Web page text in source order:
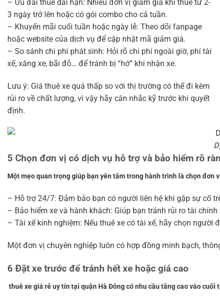
– Ưu đãi thuê dài hạn: Nhiều đơn vị giảm giá khi thuê từ 2-
3 ngày trở lên hoặc có gói combo cho cả tuần.
– Khuyến mãi cuối tuần hoặc ngày lễ: Theo dõi fanpage
hoặc website của dịch vụ để cập nhật mã giảm giá.
– So sánh chi phí phát sinh: Hỏi rõ chi phí ngoài giờ, phí tài
xế, xăng xe, bãi đỗ… để tránh bị “hớ” khi nhận xe.
Lưu ý: Giá thuê xe quá thấp so với thị trường có thể đi kèm
rủi ro về chất lượng, vì vậy hãy cân nhắc kỹ trước khi quyết
định.
5 Chọn đơn vị có dịch vụ hỗ trợ và bảo hiểm rõ
Một mẹo quan trọng giúp bạn yên tâm trong hành trình là chọn đơn
– Hỗ trợ 24/7: Đảm bảo bạn có người liên hệ khi gặp sự cố
– Bảo hiểm xe và hành khách: Giúp bạn tránh rủi ro tài
– Tài xế kinh nghiệm: Nếu thuê xe có tài xế, hãy chọn
Một đơn vị chuyên nghiệp luôn có hợp đồng minh bạch,
6 Đặt xe trước để tránh hết xe hoặc giá cao
thuê xe giá rẻ uy tín tại quận Hà Đông có nhu cầu tăng cao vào